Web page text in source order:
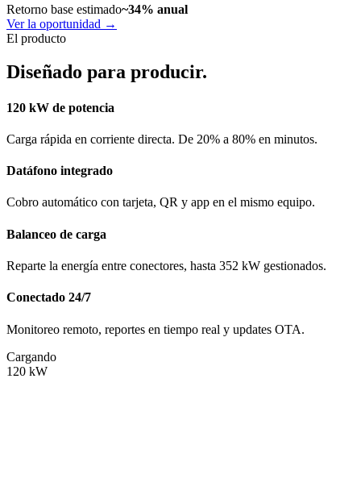
Retorno base estimado~34% anual
Ver la oportunidad →
El producto
Diseñado para producir.
120 kW de potencia
Carga rápida en corriente directa. De 20% a 80% en minutos.
Datáfono integrado
Cobro automático con tarjeta, QR y app en el mismo equipo.
Balanceo de carga
Reparte la energía entre conectores, hasta 352 kW gestionados.
Conectado 24/7
Monitoreo remoto, reportes en tiempo real y updates OTA.
Cargando
120 kW